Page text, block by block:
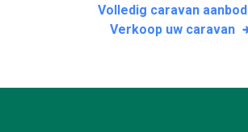
Volledig caravan aanbod
Verkoop uw caravan